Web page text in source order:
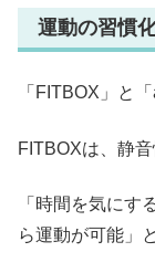
運動の習慣
「FITBOX」と
FITBOXは、静
「時間を気にす
ら運動が可能」